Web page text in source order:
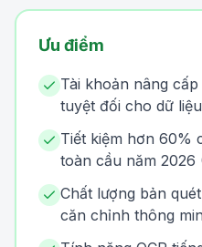
Ưu điểm
Tài khoản nâng
tuyệt đối cho dữ
Tiết kiệm hơn 60%
toàn cầu năm
Chất lượng bản
căn chỉnh thông